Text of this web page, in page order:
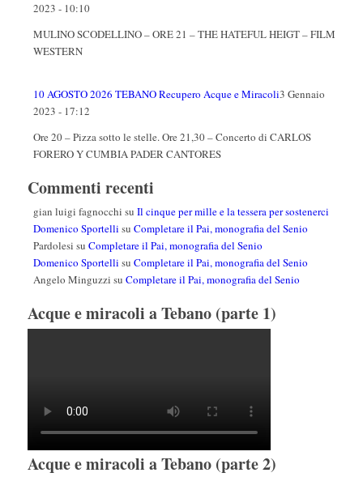
2023 - 10:10
MULINO SCODELLINO – ORE 21 – THE HATEFUL HEIGT – FILM
WESTERN
10 AGOSTO 2026 TEBANO Recupero Acque e Miracoli3 Gennaio
2023 - 17:12
Ore 20 – Pizza sotto le stelle. Ore 21,30 – Concerto di CARLOS
FORERO Y CUMBIA PADER CANTORES
Commenti recenti
gian luigi fagnocchi su Il cinque per mille e la tessera per sostenerci
Domenico Sportelli su Completare il Pai, monografia del Senio
Pardolesi su Completare il Pai, monografia del Senio
Domenico Sportelli su Completare il Pai, monografia del Senio
Angelo Minguzzi su Completare il Pai, monografia del Senio
Acque e miracoli a Tebano (parte 1)
Acque e miracoli a Tebano (parte 2)